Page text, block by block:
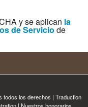
y se aplican la
de Servicio de
los derechos | Traduction